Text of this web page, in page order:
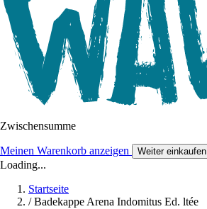
Zwischensumme
Meinen Warenkorb anzeigen Weiter einkaufen
Loading...
Startseite
/ Badekappe Arena Indomitus Ed. ltée